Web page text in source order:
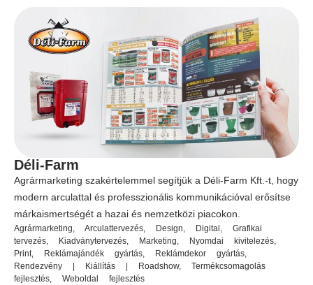
Déli-Farm
Agrármarketing szakértelemmel segítjük a Déli-Farm Kft.-t, hogy
modern arculattal és professzionális kommunikációval erősítse
márkaismertségét a hazai és nemzetközi piacokon.
Agrármarketing, Arculattervezés, Design, Digital , Grafikai
tervezés, Kiadványtervezés, Marketing, Nyomdai kivitelezés,
Print, Reklámajándék gyártás, Reklámdekor gyártás,
Rendezvény | Kiállítás | Roadshow, Termékcsomagolás
fejlesztés, Weboldal fejlesztés